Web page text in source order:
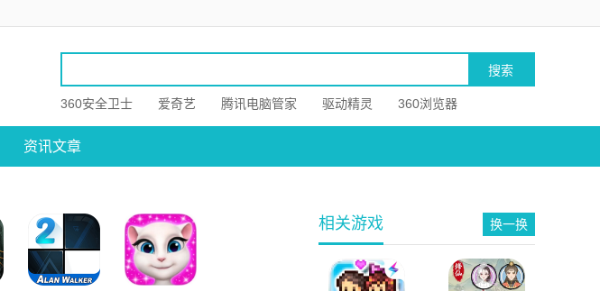
360安全卫士 爱奇艺 腾讯电脑管家 驱动精灵 360浏览器
资讯文章
相关游戏 换一换